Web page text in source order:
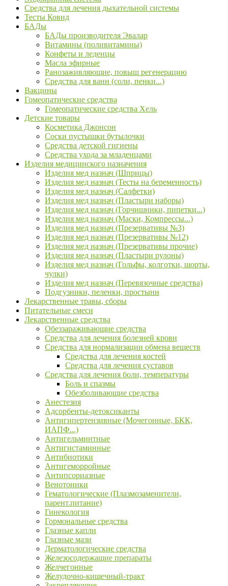
Средства для лечения дыхательной системы
Тесты Ковид
БАДы
БАДы производителя Эвалар
Витамины (поливитамины)
Конфеты и леденцы
Масла эфирные
Ранозаживляющие, повыш регенерацию
Средства для ванн (соли, пенки...)
Вакцины
Гомеопатические средства
Гомеопатические средства Хель
Детские товары
Косметика Джонсон
Соски пустышки бутылочки
Средства детской гигиены
Средства ухода за младенцами
Изделия медицинского назначения
Изделия мед назнач (Шприцы)
Изделия мед назнач (Тесты на беременность)
Изделия мед назнач (Салфетки)
Изделия мед назнач (Пластыри наборы)
Изделия мед назнач (Горчишники, пипетки...)
Изделия мед назнач (Маски, Компрессы...)
Изделия мед назнач (Презервативы №3)
Изделия мед назнач (Презервативы №12)
Изделия мед назнач (Презервативы прочие)
Изделия мед назнач (Пластыри рулоны)
Изделия мед назнач (Гольфы, колготки, шорты,
чулки)
Изделия мед назнач (Перевязочные средства)
Подгузники, пеленки, простыни
Лекарственные травы, сборы
Питательные смеси
Лекарственные средства
Обеззараживающие средства
Средства для лечения болезней крови
Средства для нормализации обмена веществ
Средства для лечения костей
Средства для лечения суставов
Средства для лечения боли, температуры
Боль и спазмы
Обезболивающие средства
Анестезия
Адсорбенты-детоксиканты
Антигипертензивные (Мочегонные, БКК,
ИАПФ...)
Антигельминтные
Антигистаминные
Антибиотики
Антигеморройные
Антипсориазные
Венотоники
Гематологические (Плазмозаменители,
парент.питание)
Гинекология
Гормональные средства
Глазные капли
Глазные мази
Дерматологические средства
Железосодержащие препараты
Желчегонные
Желудочно-кишечный-тракт